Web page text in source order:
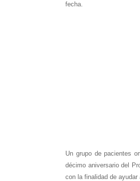
fecha.
Un grupo de pacientes
décimo aniversario del
con la finalidad de